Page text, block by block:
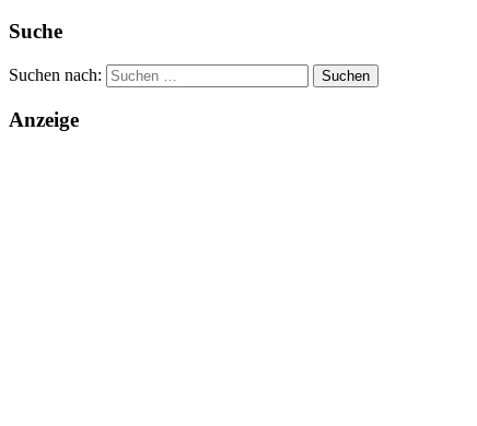
Suche
Suchen nach:
Anzeige